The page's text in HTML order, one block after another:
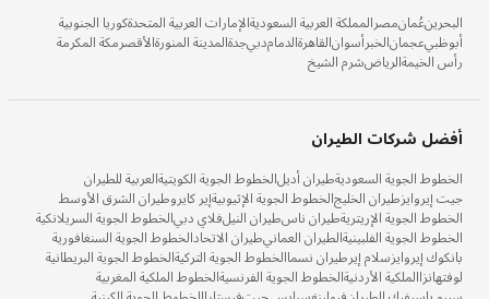
البحرينعُمانمصرالمملكة العربية السعوديةالإمارات العربية المتحدةكوريا الجنوبية
أبوظبيعجمانالخبرأسوانالقاهرةالدمامدبيجدةالمدينة المنورةالأقصرمكة المكرمة
رأس الخيمةالرياضشرم الشيخ
أفضل شركات الطيران
الخطوط الجوية السعوديةطيران أديلالخطوط الجوية الكويتيةالعربية للطيران
جيت إيروايزطيران الخليجالخطوط الجوية الإثيوبيةإير كايروطيران الشرق الأوسط
الخطوط الجوية الإريتريةطيران ناسطيران النيلفلاي دبيالخطوط الجوية السريلانكية
الخطوط الجوية الفلبينيةالطيران العمانيطيران الاتحادالخطوط الجوية السنغافورية
بانكوك إيروايزسلام إيرطيران نسماالخطوط الجوية التركيةالخطوط الجوية البريطانية
لوفتهانزاالملكية الأردنيةالخطوط الجوية الفرنسيةالخطوط الملكية المغربية